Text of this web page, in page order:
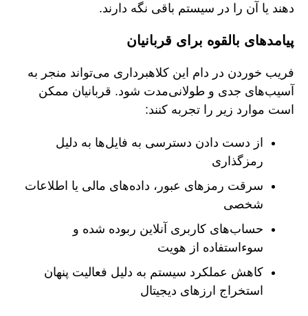
دهند یا آن را در سیستم باقی نگه دارند.
پیامدهای بالقوه برای قربانیان
فریب خوردن در دام این کلاهبرداری می‌تواند منجر به
آسیب‌های جدی و طولانی‌مدت شود. قربانیان ممکن
است موارد زیر را تجربه کنند:
از دست دادن دسترسی به فایل‌ها به دلیل
رمزگذاری
سرقت رمزهای عبور، داده‌های مالی یا اطلاعات
شخصی
حساب‌های کاربری آنلاین ربوده شده و
سوءاستفاده از هویت
کاهش عملکرد سیستم به دلیل فعالیت پنهان
استخراج ارزهای دیجیتال